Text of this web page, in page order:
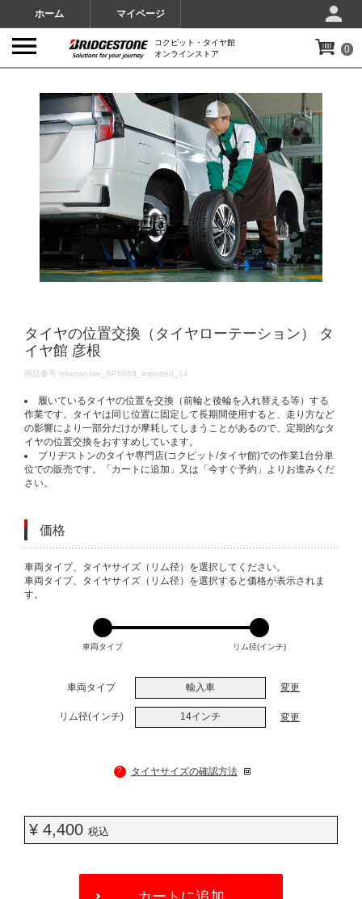
ホーム マイページ
コクピット・タイヤ館
オンラインストア
0
タイヤの位置交換（タイヤローテーション） タ
イヤ館 彦根
DETAILS
商品番号 rotation-tire_SP6063_imported_14
履いているタイヤの位置を交換（前輪と後輪を入れ替える等）する
作業です。タイヤは同じ位置に固定して長期間使用すると、走り方など
の影響により一部分だけが摩耗してしまうことがあるので、定期的なタ
イヤの位置交換をおすすめしています。
ブリヂストンのタイヤ専門店(コクピット/タイヤ館)での作業1台分単
位での販売です。「カートに追加」又は「今すぐ予約」よりお進みくだ
さい。
価格
VARIATIONS
車両タイプ、タイヤサイズ（リム径）を選択してください。
車両タイプ、タイヤサイズ（リム径）を選択すると価格が表示されま
す。
車両タイプ リム径(インチ)
車両タイプ 輸入車 変更
リム径(インチ) 14インチ 変更
? タイヤサイズの確認方法
¥ 4,400 税込